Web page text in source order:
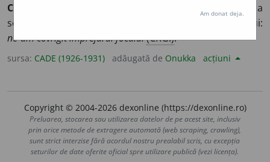
COVRIG
A se încovriga, a
se încolăci, a se face
(de frig, etc.), a se ghemui:
ne-am covrigit împrejurul focului(CRG.).
sursa: CADE (1926-1931) adăugată de Onukka acțiuni
Copyright © 2004-2026 dexonline (https://dexonline.ro)
Preluarea, stocarea sau utilizarea datelor de pe acest site, inclusiv
prin orice metode de extragere automată (web scraping, crawling),
sunt strict interzise fără acordul nostru prealabil scris, cu excepția
seturilor de date oferite oficial spre utilizare publică (vezi licența).
Am donat deja.